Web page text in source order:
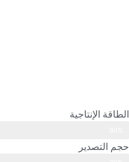
الطاقة الإنتاجية
حجم التصدير